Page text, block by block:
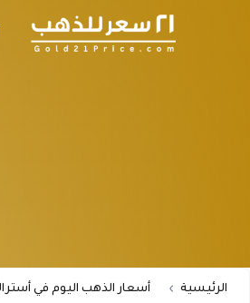
الرئيسية أسعار الذهب اليوم في